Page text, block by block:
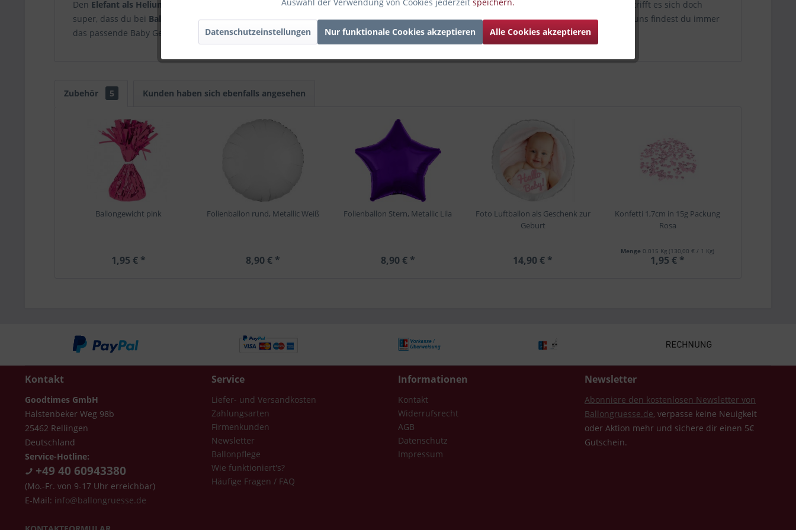
Den Elefant als Heliumballon
findest du toll, aber du möchtest damit kein Mädchen, sondern einen Jungen herzlich willkommen heißen? Da trifft es sich doch
super, dass du bei Ballongruesse.deauch das Pendant in Blau alsRiesenballon Elefant "It's a Boy"findest! Ob für Junge oder Mädchen – bei uns findest du immer
das passende Baby Geschenk, bestell deinen Favoriten gleich hier!
Zubehör 5 Kunden haben sich ebenfalls angesehen
Ballongewicht pink
1,95 € *
Folienballon rund, Metallic Weiß
8,90 € *
Folienballon Stern, Metallic Lila
8,90 € *
Foto Luftballon als Geschenk zur
Geburt
14,90 € *
Konfetti 1,7cm in 15g Packung
Rosa
Menge 0.015 Kg(130,00 € / 1 Kg)
1,95 € *
Kontakt
Goodtimes GmbH
Halstenbeker Weg 98b
25462 Rellingen
Deutschland
Service-Hotline:
+49 40 60943380
(Mo.-Fr. von 9-17 Uhr erreichbar)
E-Mail: info@ballongruesse.de
Service
Liefer- und Versandkosten
Zahlungsarten
Firmenkunden
Newsletter
Ballonpflege
Wie funktioniert's?
Häufige Fragen / FAQ
Informationen
Kontakt
Widerrufsrecht
AGB
Datenschutz
Impressum
Newsletter
Abonniere den kostenlosen Newsletter von
Ballongruesse.de, verpasse keine Neuigkeit
oder Aktion mehr und sichere dir einen 5€
Gutschein.
Datenschutzeinstellungen Nur funktionale Cookies akzeptieren Alle Cookies akzeptieren